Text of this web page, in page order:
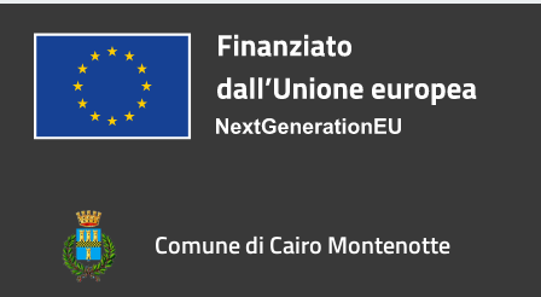
Comune di Cairo Montenotte